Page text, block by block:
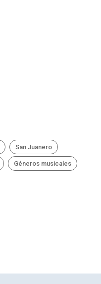
San Juanero
Géneros musicales